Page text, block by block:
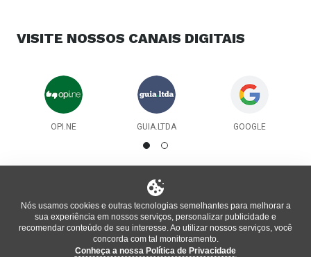
VISITE NOSSOS CANAIS DIGITAIS
OPI.NE GUIA.LTDA GOOGLE
Nós usamos cookies e outras tecnologias semelhantes para melhorar a
sua experiência em nossos serviços, personalizar publicidade e
recomendar conteúdo de seu interesse. Ao utilizar nossos serviços, você
concorda com tal monitoramento.
Conheça a nossa Política de Privacidade